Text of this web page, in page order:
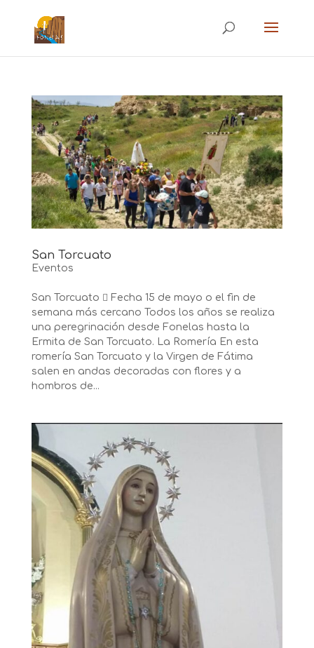
San Torcuato
Eventos
San Torcuato  Fecha 15 de mayo o el fin de
semana más cercano Todos los años se realiza
una peregrinación desde Fonelas hasta la
Ermita de San Torcuato. La Romería En esta
romería San Torcuato y la Virgen de Fátima
salen en andas decoradas con flores y a
hombros de...